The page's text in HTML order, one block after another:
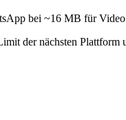
bei ~16 MB für
der nächsten Plattform